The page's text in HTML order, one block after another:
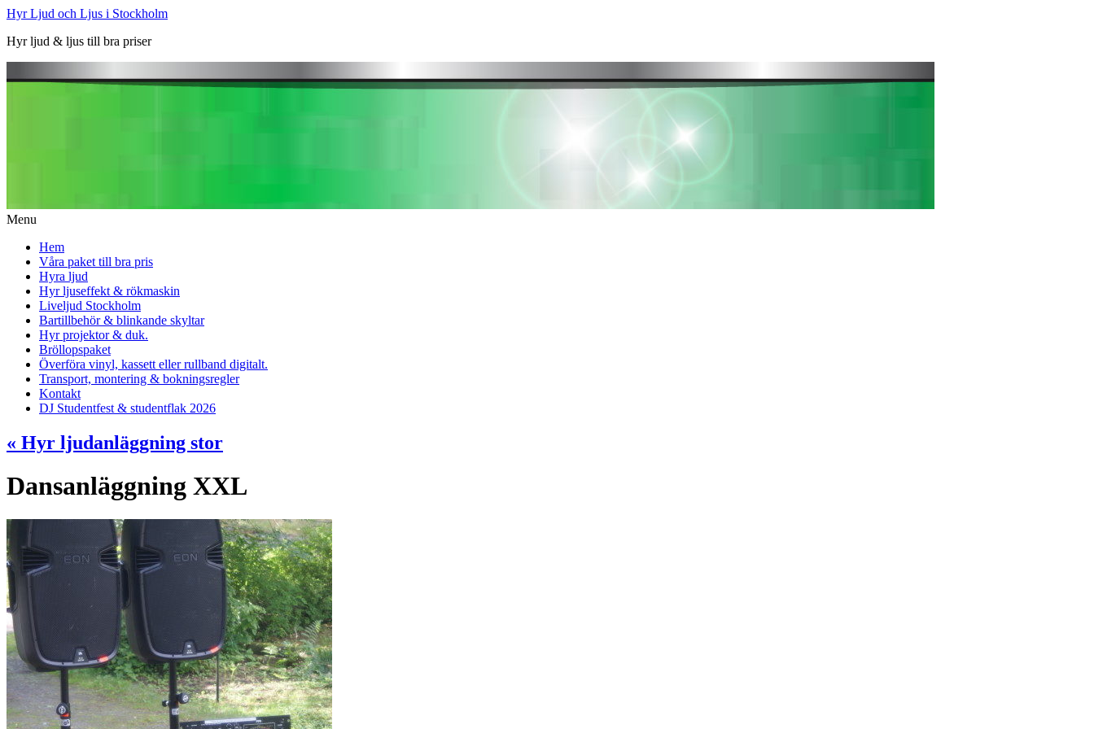
Hyr Ljud och Ljus i Stockholm
Hyr ljud & ljus till bra priser
Menu
Hem
Våra paket till bra pris
Hyra ljud
Hyr ljuseffekt & rökmaskin
Liveljud Stockholm
Bartillbehör & blinkande skyltar
Hyr projektor & duk.
Bröllopspaket
Överföra vinyl, kassett eller rullband digitalt.
Transport, montering & bokningsregler
Kontakt
DJ Studentfest & studentflak 2026
« Hyr ljudanläggning stor
Dansanläggning XXL